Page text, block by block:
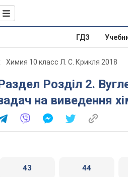
ГДЗ
Химия 10 класс Л. С. Крикля 2018
. § 7. Розв’язування
на виведення
43 44